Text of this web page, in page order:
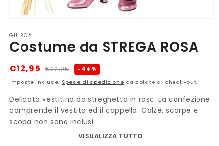
multimediali
1
in
modale
GUIRCA
Costume da STREGA ROSA
Prezzo
di
€22,95
Prezzo
scontato
€12,95 -44%
Imposte incluse. Spese di spedizione calcolate al check-out.
Delicato vestitino da streghetta in rosa. La confezione
comprende il vestito ed il cappello. Calze, scarpe e
scopa non sono inclusi.
VISUALIZZA TUTTO